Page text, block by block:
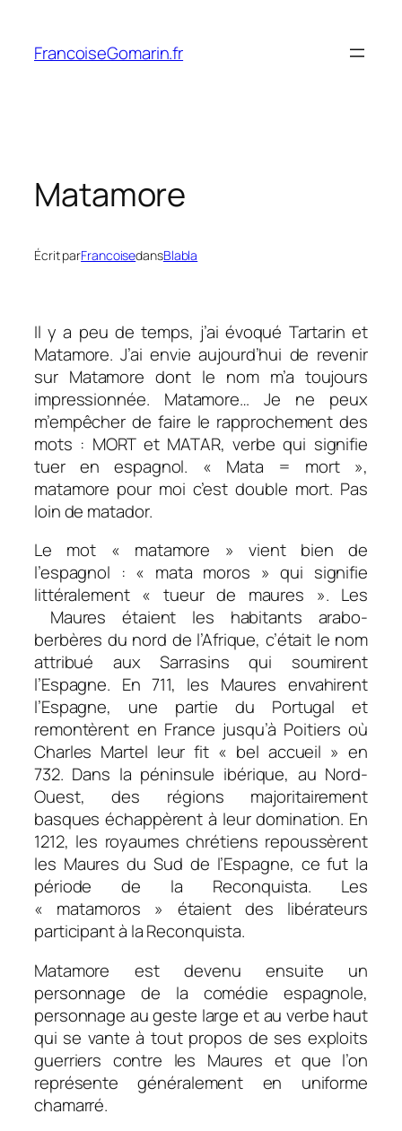
contenu
FrancoiseGomarin.fr
Matamore
Écrit parFrancoisedansBlabla
Il y a peu de temps, j’ai évoqué Tartarin et
Matamore. J’ai envie aujourd’hui de revenir
sur Matamore dont le nom m’a toujours
impressionnée. Matamore… Je ne peux
m’empêcher de faire le rapprochement des
mots : MORT et MATAR, verbe qui signifie
tuer en espagnol. « Mata = mort »,
matamore pour moi c’est double mort. Pas
loin de matador.
Le mot « matamore » vient bien de
l’espagnol : « mata moros » qui signifie
littéralement « tueur de maures ». Les
Maures étaient les habitants arabo-
berbères du nord de l’Afrique, c’était le nom
attribué aux Sarrasins qui soumirent
l’Espagne. En 711, les Maures envahirent
l’Espagne, une partie du Portugal et
remontèrent en France jusqu’à Poitiers où
Charles Martel leur fit « bel accueil » en
732. Dans la péninsule ibérique, au Nord-
Ouest, des régions majoritairement
basques échappèrent à leur domination. En
1212, les royaumes chrétiens repoussèrent
les Maures du Sud de l’Espagne, ce fut la
période de la Reconquista. Les
« matamoros » étaient des libérateurs
participant à la Reconquista.
Matamore est devenu ensuite un
personnage de la comédie espagnole,
personnage au geste large et au verbe haut
qui se vante à tout propos de ses exploits
guerriers contre les Maures et que l’on
représente généralement en uniforme
chamarré.